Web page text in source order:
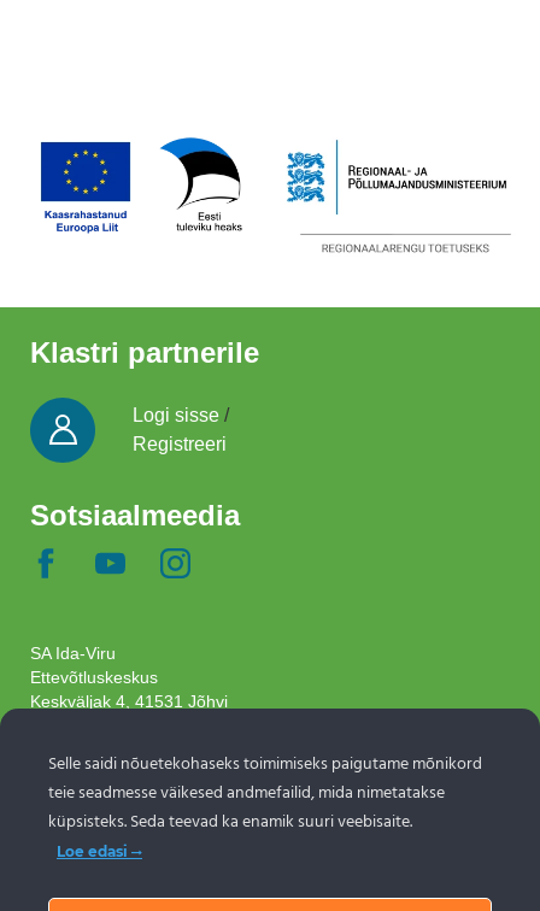
Klastri partnerile
Logi sisse /
Registreeri
Sotsiaalmeedia
SA Ida-Viru
Ettevõtluskeskus
Keskväljak 4, 41531 Jõhvi
Objektide info pärineb Eesti turismiportaalist
www.puhkaeestis.ee
Selle saidi nõuetekohaseks toimimiseks paigutame mõnikord
teie seadmesse väikesed andmefailid, mida nimetatakse
küpsisteks. Seda teevad ka enamik suuri veebisaite.
Loe edasi